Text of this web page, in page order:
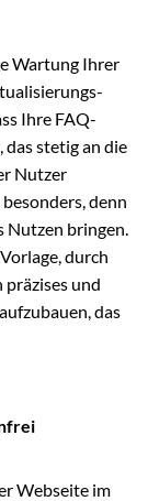
Wartung Ihrer
Ihre FAQ-
stetig an die
Nutzer
denn
Nutzen bringen.
durch
und
das
Webseite im